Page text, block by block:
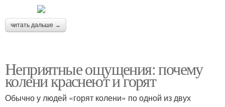
читать дальше →
Неприятные ощущения: почему
колени краснеют и горят
Обычно у людей «горят колени» по одной из двух